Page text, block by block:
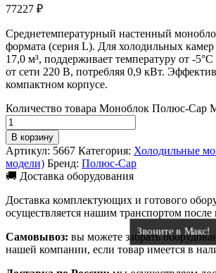
77227 ₽
Среднетемпературный настенный
формата (серия L). Для холодильных
17,0 м³, поддерживает температуру от -
от сети 220 В, потребляя 0,9 кВт.
компактном корпусе.
Количество товара Моноблок Полюс-Сар
В корзину
Артикул: 5667 Категория: Холодильные
модели) Бренд: Полюс-Сар
🚚 Доставка оборудования
Доставка комплектующих и готового
осуществляется нашим транспортом
Самовывоз: вы можете забрать
нашей компании, если товар имеется в
Звоните в Макс!